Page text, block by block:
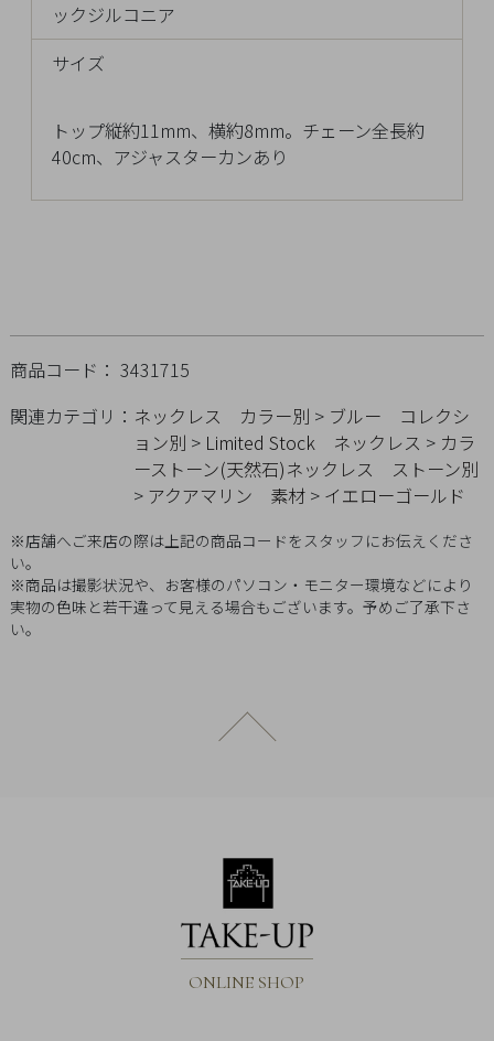
ックジルコニア
サイズ
トップ縦約11mm、横約8mm。チェーン全長約
40cm、アジャスターカンあり
商品コード： 3431715
関連カテゴリ： ネックレス カラー別 > ブルー
コレクシ
ョン別 > Limited Stock ネックレス > カラ
ーストーン(天然石)ネックレス
ストーン別
> アクアマリン 素材 > イエローゴールド
※店舗へご来店の際は上記の商品コードをスタッフにお伝えくださ
い。
※商品は撮影状況や、お客様のパソコン・モニター環境などにより
実物の色味と若干違って見える場合もございます。予めご了承下さ
い。
ページトップへ戻る
ONLINE SHOP
近
ク
た
ご
利
用
SHOP